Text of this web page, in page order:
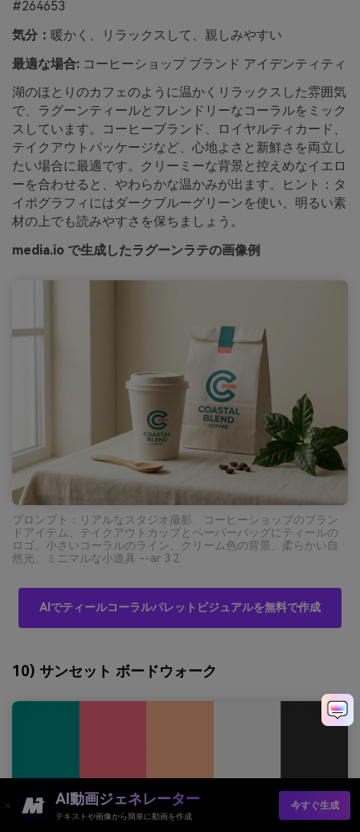
#264653
気分： 暖かく、リラックスして、親しみやすい
最適な場合: コーヒーショップ ブランド アイデンティティ
湖のほとりのカフェのように温かくリラックスした雰囲気
で、ラグーンティールとフレンドリーなコーラルをミック
スしています。コーヒーブランド、ロイヤルティカード、
テイクアウトパッケージなど、心地よさと新鮮さを両立し
たい場合に最適です。クリーミーな背景と控えめなイエロ
ーを合わせると、やわらかな温かみが出ます。ヒント：タ
イポグラフィにはダークブルーグリーンを使い、明るい素
材の上でも読みやすさを保ちましょう。
media.io で生成したラグーンラテの画像例
プロンプト：リアルなスタジオ撮影、コーヒーショップのブラン
ドアイテム、テイクアウトカップとペーパーバッグにティールの
ロゴ、小さいコーラルのライン、クリーム色の背景、柔らかい自
然光、ミニマルな小道具 --ar 3:2
AIでティールコーラルパレットビジュアルを無料で作成
10) サンセット ボードウォーク
AI動画ジェネレーター
テキストや画像から簡単に動画を作成
今すぐ生成